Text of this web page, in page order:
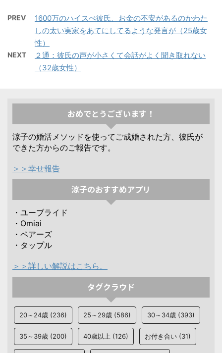
PREV
1600万のハイスぺ彼氏、お金の不安があるのかわた
しの太い実家をあてにしてるような発言が（25歳女
性）
NEXT
２通：彼氏の声が小さくて会話がよく聞き取れない
（32歳女性）
おめでとうございます！
涼子の婚活メソッドを使ってご成婚された方、彼氏が
できた方からのご報告です。
＞＞幸せ報告
涼子のおすすめアプリ
・ユーブライド
・Omiai
・ペアーズ
・タップル
＞＞詳しい解説はこちら。
タグクラウド
20～24歳 (236) 25～29歳 (586) 30～34歳 (393)
35～39歳 (200) 40歳以上 (126) お付き合い (31)